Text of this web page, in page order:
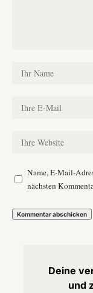
Name, E-Mail-
nächsten
Deine
und